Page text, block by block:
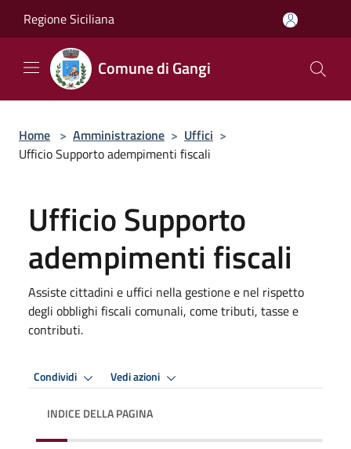
Regione Siciliana
Comune di Gangi
Home > Amministrazione > Uffici >
Ufficio Supporto adempimenti fiscali
Ufficio Supporto
adempimenti fiscali
Assiste cittadini e uffici nella gestione e nel rispetto
degli obblighi fiscali comunali, come tributi, tasse e
contributi.
Condividi Vedi azioni
INDICE DELLA PAGINA